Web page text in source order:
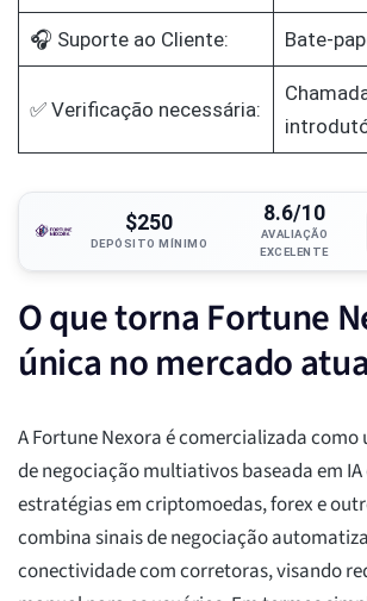
🎧 Suporte ao Cliente: Bate-
✅ Verificação necessária:
$250
DEPÓSITO MÍNIMO
8.6/10
AVALIAÇÃO
EXCELENTE
O que torna Fortune
única no mercado
A Fortune Nexora é comercializada
de negociação multiativos baseada em
estratégias em criptomoedas, forex e
combina sinais de negociação
conectividade com corretoras, visando